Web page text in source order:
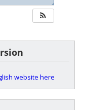
◢◢
website here